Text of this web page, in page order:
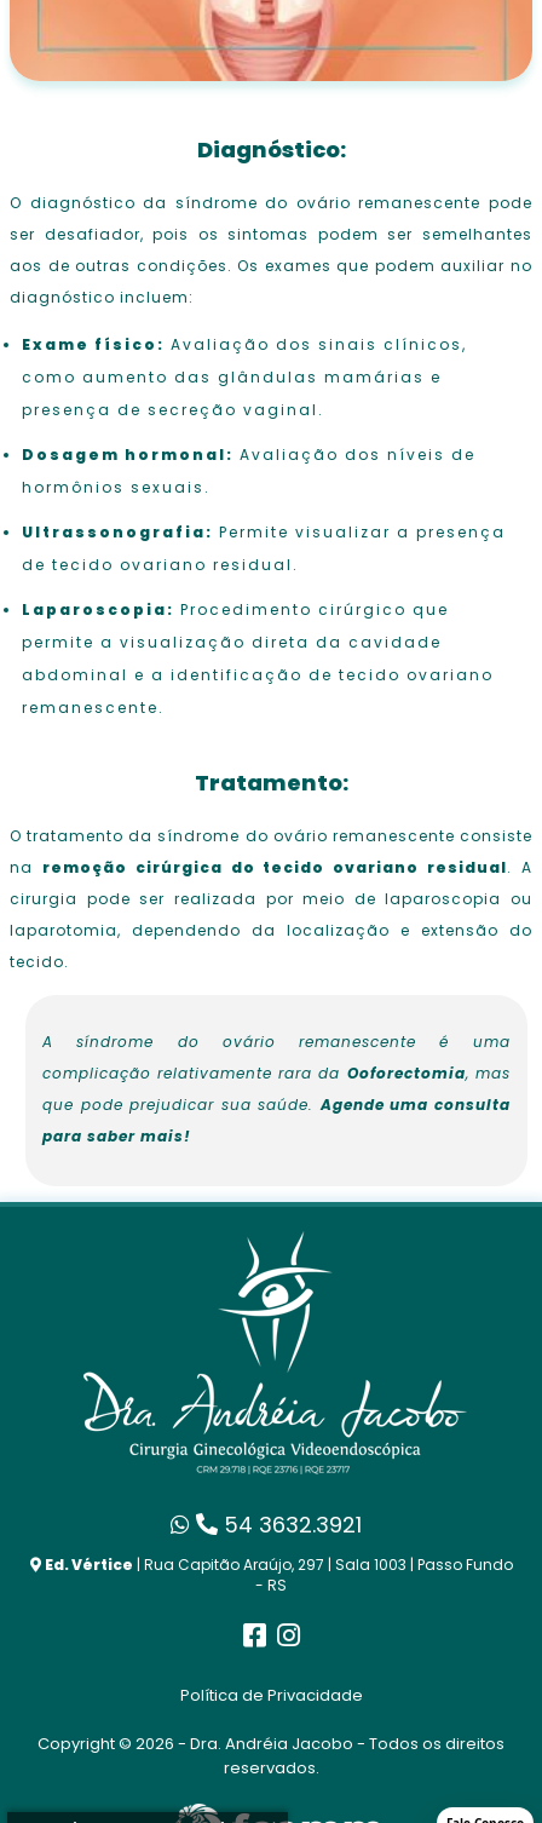
Diagnóstico:
O diagnóstico da síndrome do ovário remanescente pode
ser desafiador, pois os sintomas podem ser semelhantes
aos de outras condições. Os exames que podem auxiliar no
diagnóstico incluem:
Exame físico: Avaliação dos sinais clínicos,
como aumento das glândulas mamárias e
presença de secreção vaginal.
Dosagem hormonal: Avaliação dos níveis de
hormônios sexuais.
Ultrassonografia: Permite visualizar a presença
de tecido ovariano residual.
Laparoscopia: Procedimento cirúrgico que
permite a visualização direta da cavidade
abdominal e a identificação de tecido ovariano
remanescente.
Tratamento:
O tratamento da síndrome do ovário remanescente consiste
na remoção cirúrgica do tecido ovariano residual. A
cirurgia pode ser realizada por meio de laparoscopia ou
laparotomia, dependendo da localização e extensão do
tecido.
A síndrome do ovário remanescente é uma
complicação relativamente rara da Ooforectomia, mas
que pode prejudicar sua saúde.Agende uma consulta
para saber mais!
54 3632.3921
Ed. Vértice | Rua Capitão Araújo, 297 | Sala 1003 | Passo Fundo
- RS
Política de Privacidade
Copyright © 2026 - Dra. Andréia Jacobo - Todos os direitos
reservados.